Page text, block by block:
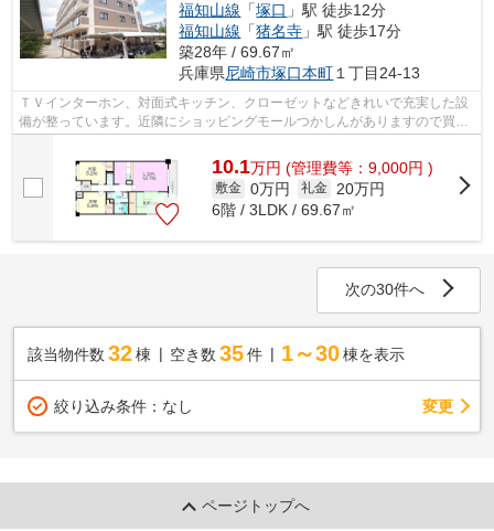
福知山線 「塚口 」駅 徒歩12分
福知山線 「猪名寺 」駅 徒歩17分
築28年 / 69.67㎡
兵庫県尼崎市塚口本町 １丁目24-13
ＴＶインターホン、対面式キッチン、クローゼットなどきれいで充実した設
備が整っています。近隣にショッピングモールつかしんがありますので買い
10.1万円 (管理費等：9,000円 )
敷金 0万円 礼金
20万円
6階 / 3LDK / 69.67㎡
次の30件へ
該当物件数 32棟 空き数 35 件 1～30 棟を表示
絞り込み条件： なし 変更
ページトップへ